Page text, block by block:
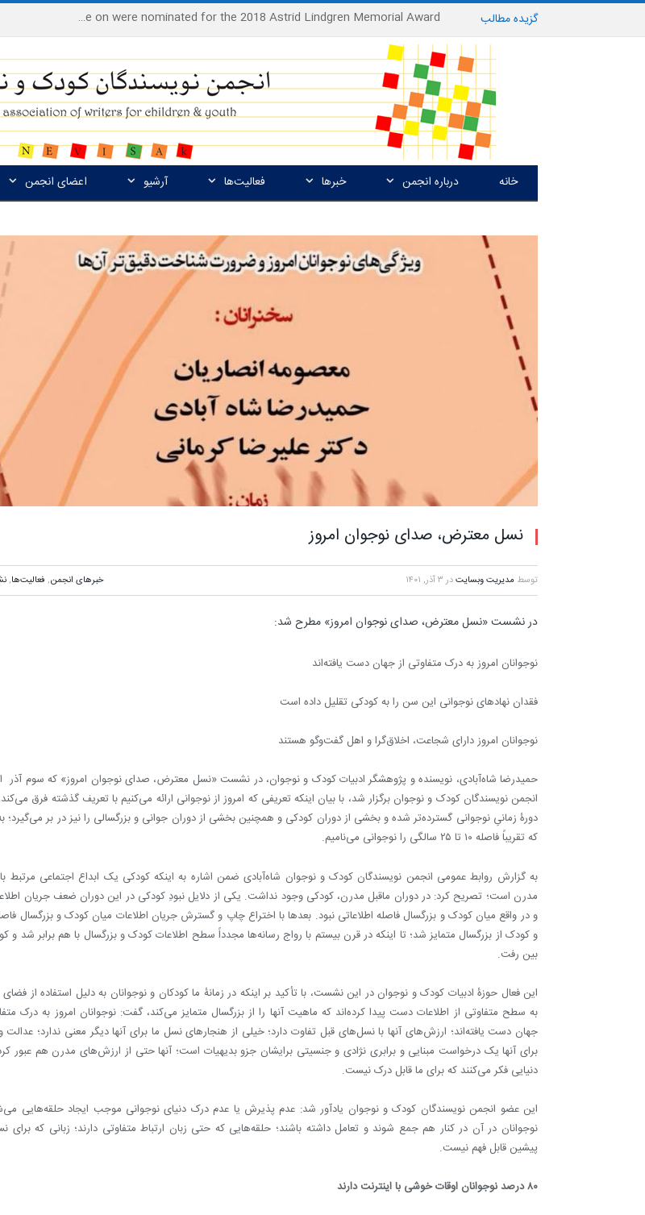
گزیدهمطالب Houshang Moradi Kermani and Research Institute of Children’s Literature on were nominated for the 2018 Astrid Lindgren Memorial Award
خانه درباره انجمن خبرها فعالیت‌ها آرشیو اعضای انجمن
نسل معترض، صدای نوجوان امروز
توسط مدیریت وبسایتدر۳ آذر, ۱۴۰۱ خبرهای انجمن, فعالیت‌ها,
در نشست «نسل معترض، صدای نوجوان امروز» مطرح شد:
نوجوانان امروز به درک متفاوتی از جهان دست یافته‌اند
فقدان نهادهای نوجوانی این سن را به کودکی تقلیل داده است
نوجوانان امروز دارای شجاعت، اخلاق‌گرا و اهل گفت‌وگو هستند
حمیدرضا شاه‌آبادی، نویسنده و پژوهشگر ادبیات کودک و نوجوان، در نشست «نسل معترض، صدای نوجوان امروز» که سوم آذر
انجمن نویسندگان کودک و نوجوان برگزار شد، با بیان اینکه تعریفی که امروز از نوجوانی ارائه می‌کنیم با تعریف گذشته فرق
دورۀ زمانیِ نوجوانی گسترده‌تر شده و بخشی از دوران کودکی و همچنین بخشی از دوران جوانی و بزرگسالی را نیز در بر می‌گیرد؛
که تقریباً فاصله ۱۰ تا ۲۵ سالگی را نوجوانی می‌نامیم.
به گزارش روابط عمومی انجمن نویسندگان کودک و نوجوان شاه‌آبادی ضمن اشاره به اینکه کودکی یک ابداع اجتماعی مرتبط
مدرن است؛ تصریح کرد: در دوران ماقبل مدرن، کودکی وجود نداشت. یکی از دلایل نبودِ کودکی در این دوران ضعف جریان
و در واقع میان کودک و بزرگسال فاصله اطلاعاتی نبود. بعدها با اختراع چاپ و گسترش جریان اطلاعات میان کودک و بزرگسال
و کودک از بزرگسال متمایز شد؛ تا اینکه در قرن بیستم با رواج رسانه‌ها مجدداً سطح اطلاعات کودک و بزرگسال با هم برابر شد و
بین رفت.
این فعال حوزۀ ادبیات کودک و نوجوان در این نشست، با تأکید بر اینکه در زمانۀ ما کودکان و نوجوانان به دلیل استفاده از
به سطح متفاوتی از اطلاعات دست پیدا کرده‌اند که ماهیت آنها را از بزرگسال متمایز می‌کند، گفت: نوجوانان امروز به درک
جهان دست یافته‌اند؛ ارزش‌های آنها با نسل‌های قبل تفاوت دارد؛ خیلی از هنجارهای نسل ما برای آنها دیگر معنی ندارد؛ عدالت
برای آنها یک درخواست مبنایی و برابری نژادی و جنسیتی برایشان جزو بدیهیات است؛ آنها حتی از ارزش‌های مدرن هم عبور
دنیایی فکر می‌کنند که برای ما قابل درک نیست.
این عضو انجمن نویسندگان کودک و نوجوان یادآور شد: عدم پذیرش یا عدم درک دنیای نوجوانی موجب ایجاد حلقه‌هایی
نوجوانان در آن در کنار هم جمع شوند و تعامل داشته باشند؛ حلقه‌هایی که حتی زبان ارتباط متفاوتی دارند؛‌ زبانی که برای
پیشین قابل فهم نیست.
۸۰ درصد نوجوانان اوقات خوشی با اینترنت دارند